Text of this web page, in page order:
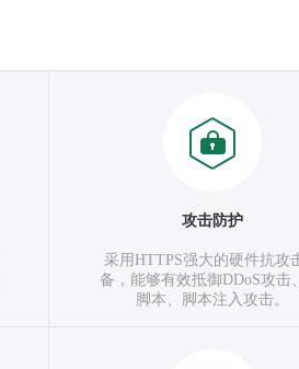
攻击防护
采用HTTPS强大的硬件抗攻
备，能够有效抵御DDoS攻击
脚本、脚本注入攻击。